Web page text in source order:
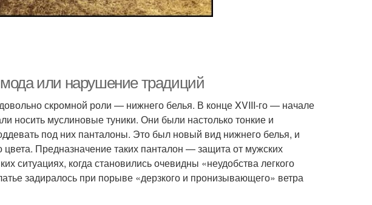
или нарушение традиций
скромной роли — нижнего белья. В конце XVIII-го — начале
носить муслиновые туники. Они были настолько тонкие и
под них панталоны. Это был новый вид нижнего белья, и
Предназначение таких панталон — защита от мужских
ситуациях, когда становились очевидны «неудобства легкого
задиралось при порыве «дерзкого и пронизывающего» ветра